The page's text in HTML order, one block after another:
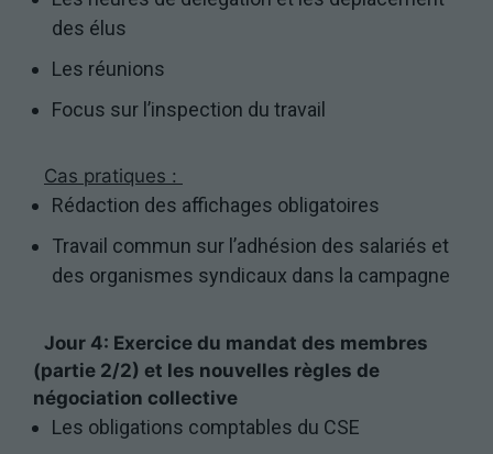
des élus
Les réunions
Focus sur l’inspection du travail
Cas pratiques :
Rédaction des affichages obligatoires
Travail commun sur l’adhésion des salariés et
des organismes syndicaux dans la campagne
Jour 4: Exercice du mandat des membres
(partie 2/2) et les nouvelles règles de
négociation collective
Les obligations comptables du CSE